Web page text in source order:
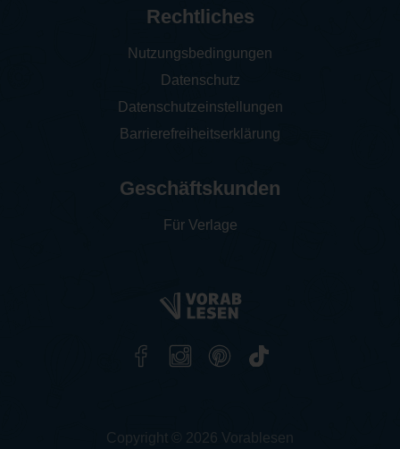
Rechtliches
Nutzungsbedingungen
Datenschutz
Datenschutzeinstellungen
Barrierefreiheitserklärung
Geschäftskunden
Für Verlage
Copyright © 2026 Vorablesen